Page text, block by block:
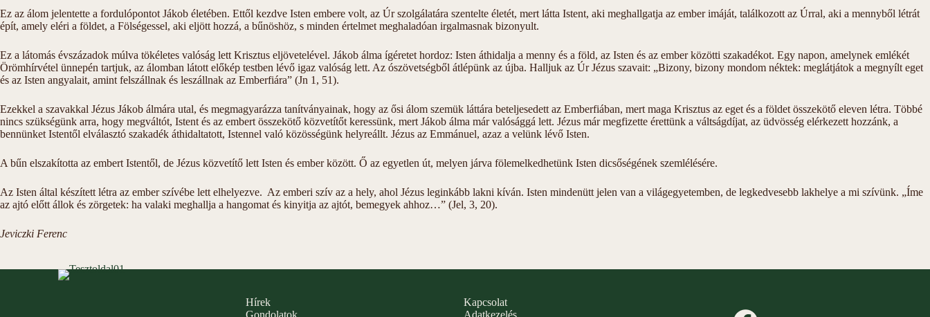
Ez az álom jelentette a fordulópontot Jákob életében. Ettől kezdve Isten embere volt, az Úr szolgálatára szentelte életét, mert látta Istent, aki meghallgatja az ember imáját, találkozott az Úrral, aki a mennyből létrát
épít, amely eléri a földet, a Fölségessel, aki eljött hozzá, a bűnöshöz, s minden értelmet meghaladóan irgalmasnak bizonyult.
Ez a látomás évszázadok múlva tökéletes valóság lett Krisztus eljövetelével. Jákob álma ígéretet hordoz: Isten áthidalja a menny és a föld, az Isten és az ember közötti szakadékot. Egy napon, amelynek emlékét
Örömhírvétel ünnepén tartjuk, az álomban látott előkép testben lévő igaz valóság lett. Az ószövetségből átlépünk az újba. Halljuk az Úr Jézus szavait: „Bizony, bizony mondom néktek: meglátjátok a megnyílt eget
és az Isten angyalait, amint felszállnak és leszállnak az Emberfiára” (Jn 1, 51).
Ezekkel a szavakkal Jézus Jákob álmára utal, és megmagyarázza tanítványainak, hogy az ősi álom szemük láttára beteljesedett az Emberfiában, mert maga Krisztus az eget és a földet összekötő eleven létra. Többé
nincs szükségünk arra, hogy megváltót, Istent és az embert összekötő közvetítőt keressünk, mert Jákob álma már valósággá lett. Jézus már megfizette érettünk a váltságdíjat, az üdvösség elérkezett hozzánk, a
bennünket Istentől elválasztó szakadék áthidaltatott, Istennel való közösségünk helyreállt. Jézus az Emmánuel, azaz a velünk lévő Isten.
A bűn elszakította az embert Istentől, de Jézus közvetítő lett Isten és ember között. Ő az egyetlen út, melyen járva fölemelkedhetünk Isten dicsőségének szemlélésére.
Az Isten által készített létra az ember szívébe lett elhelyezve. Az emberi szív az a hely, ahol Jézus leginkább lakni kíván. Isten mindenütt jelen van a világegyetemben, de legkedvesebb lakhelye a mi szívünk. „Íme
az ajtó előtt állok és zörgetek: ha valaki meghallja a hangomat és kinyitja az ajtót, bemegyek ahhoz…” (Jel, 3, 20).
Jeviczki Ferenc
Hírek
Kapcsolat